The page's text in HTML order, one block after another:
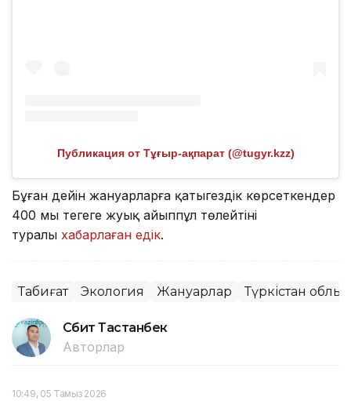
Публикация от Тұғыр-ақпарат (@tugyr.kzz)
Бұған дейін жануарларға қатыгездік көрсеткендер
400 мың теңгеге жуық айыппұл төлейтіні
туралы хабарлаған едік.
Табиғат Экология Жануарлар Түркістан
Сәбит Тастанбек
Авторлар
10:49, 05 Тамыз 2026